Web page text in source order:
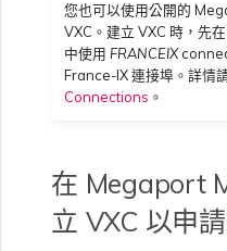
終止 MCR
Fortinet FortiGate
Palo Alto Networks
Megaport 授權書
客戶註冊與入駐
使用 API 建立 MCR VXC
從 MVE 建立至 AWS 的 VXC
客戶安全責任
X-Auth Token 淘汰常見問題
您也可以使用公開的
VXC。建立 VXC 時，先
中使用 FRANCEIX
France-IX 連接埠。詳情
Connections 。
在 Megaport
立 VXC 以申